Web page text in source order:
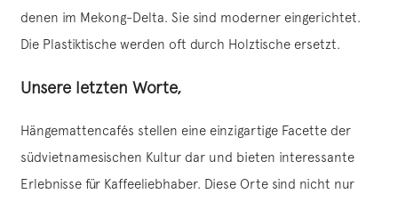
denen im Mekong-Delta. Sie sind moderner eingerichtet.
Die Plastiktische werden oft durch Holztische ersetzt.
Unsere letzten Worte,
Hängemattencafés stellen eine einzigartige Facette der
südvietnamesischen Kultur dar und bieten interessante
Erlebnisse für Kaffeeliebhaber. Diese Orte sind nicht nur